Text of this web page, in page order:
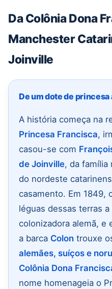
Da Colônia Dona
Manchester
Joinville
De um dote de
A história começa na
Princesa Francisca,
casou-se com
de Joinville, da família
do nordeste
casamento. Em 1849,
léguas dessas terras
colonizadora alemã, e
a barca Colon trouxe
alemães, suíços e
Colônia Dona
nome homenageia o